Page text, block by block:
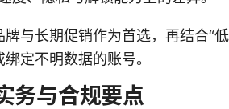
与长期促销作为首选，再结合“低
定不明数据的账号。
务与合规要点